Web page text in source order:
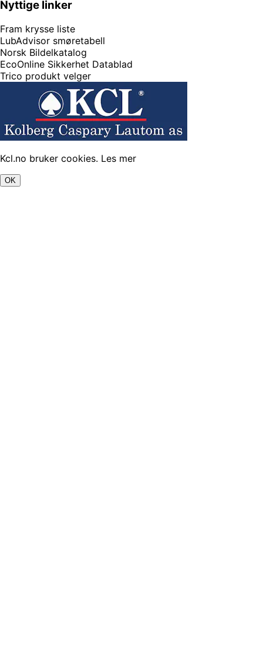
Nyttige linker
Fram krysse liste
LubAdvisor smøretabell
Norsk Bildelkatalog
EcoOnline Sikkerhet Datablad
Trico produkt velger
Kcl.no bruker cookies. Les mer
OK